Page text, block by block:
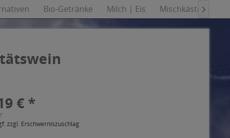
Bio-Getränke Milch | Eis Mischkästen

€ *
zzgl. Erschwerniszuschlag